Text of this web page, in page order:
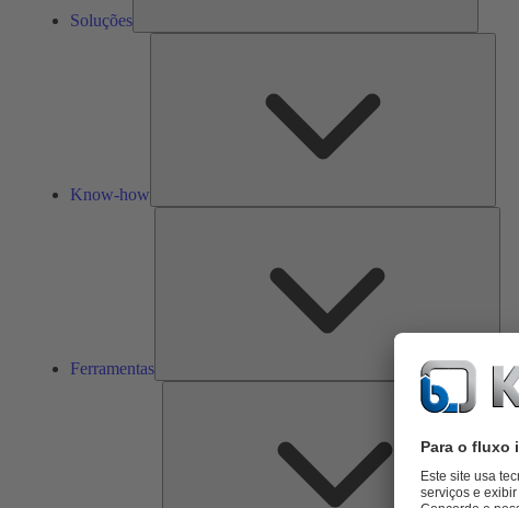
Soluções
Know-how
Ferramentas
a